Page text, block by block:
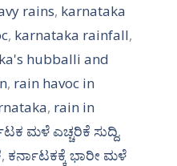
rains, karnataka
, karnataka rainfall,
hubballi and
, rain havoc in
, rain in
ಮಳೆ ಎಚ್ಚರಿಕೆ ಸುದ್ದಿ,
, ಕರ್ನಾಟಕಕ್ಕೆ ಭಾರೀ ಮಳೆ